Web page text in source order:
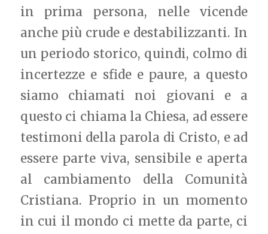
in prima persona, nelle vicende
anche più crude e destabilizzanti. In
un periodo storico, quindi, colmo di
incertezze e sfide e paure, a questo
siamo chiamati noi giovani e a
questo ci chiama la Chiesa, ad essere
testimoni della parola di Cristo, e ad
essere parte viva, sensibile e aperta
al cambiamento della Comunità
Cristiana. Proprio in un momento
in cui il mondo ci mette da parte, ci